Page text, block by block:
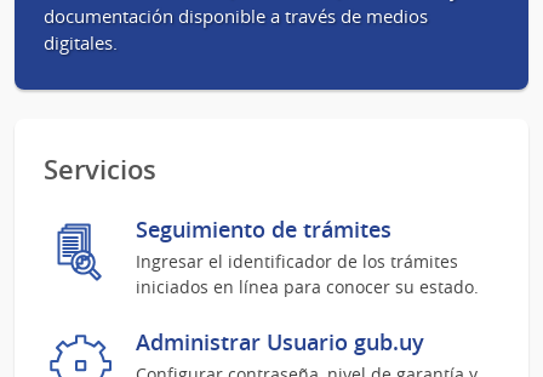
documentación disponible a través de medios
digitales.
Servicios
Seguimiento de trámites
Ingresar el identificador de los trámites
iniciados en línea para conocer su estado.
Administrar Usuario gub.uy